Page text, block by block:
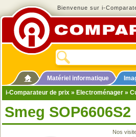
Bienvenue sur i-
Matériel informatique
i-Comparateur de prix » Electroménager »
Smeg SOP6606S2
Nos